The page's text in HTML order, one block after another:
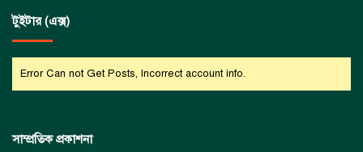
টুইটার (এক্স)
Error Can not Get Posts, Incorrect account info.
সাম্প্রতিক প্রকাশনা